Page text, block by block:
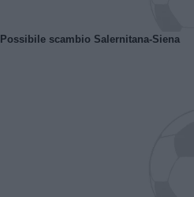
Possibile scambio Salernitana-Siena